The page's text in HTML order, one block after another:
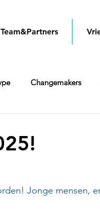
Team&Partners
Changemakers
Jonge mensen,